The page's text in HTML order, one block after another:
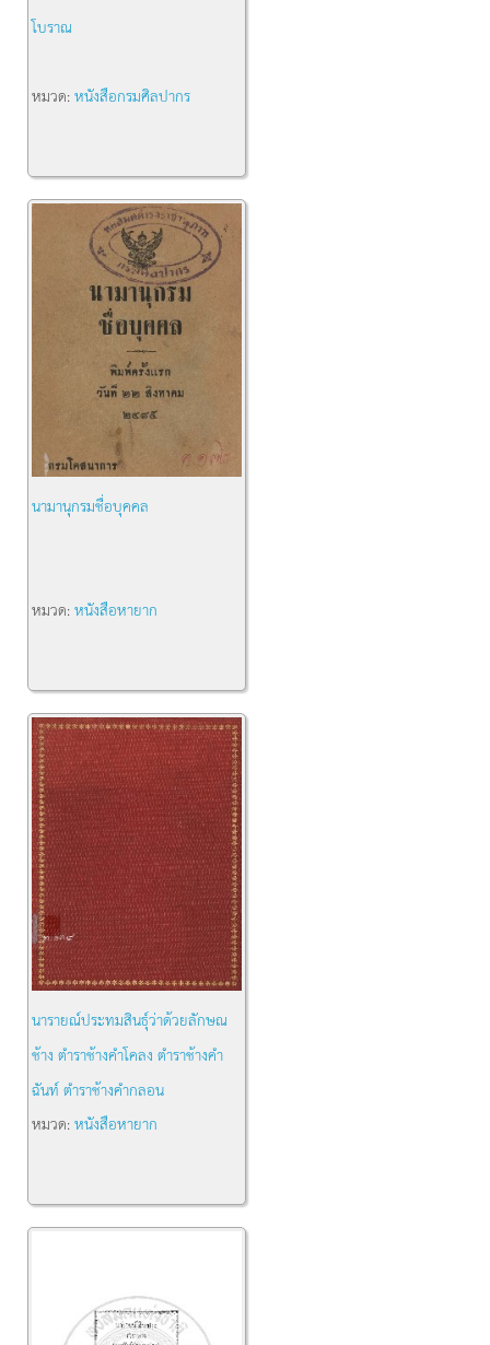
โบราณ
หมวด:หนังสือกรมศิลปากร
นามานุกรมชื่อบุคคล
หมวด:หนังสือหายาก
นารายณ์ประทมสินธุ์ว่าด้วยลักษณ
ช้าง ตำราช้างคำโคลง ตำราช้างคำ
ฉันท์ ตำราช้างคำกลอน
หมวด:หนังสือหายาก